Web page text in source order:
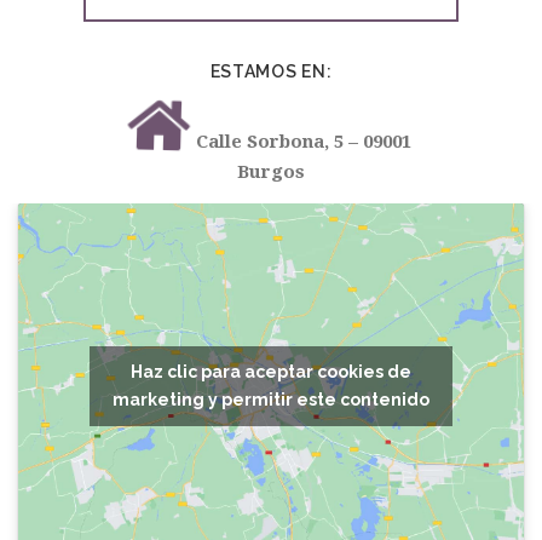
ESTAMOS EN:
Calle Sorbona, 5 – 09001
Burgos
Haz clic para aceptar cookies de
marketing y permitir este contenido